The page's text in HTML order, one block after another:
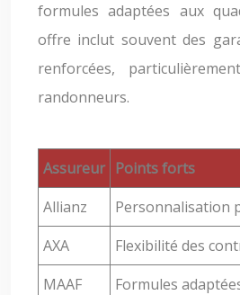
formules adaptées aux
offre inclut souvent des
renforcées,
randonneurs.
Assureur Points forts
Allianz
Personnalisation
AXA
Flexibilité des
MAAF
Formules